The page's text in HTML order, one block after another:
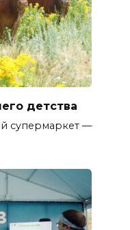
детства
супермаркет —